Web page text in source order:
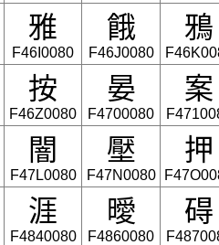
雅
F46I0080
餓
F46J0080
鴉
按
F46Z0080
晏
F4700080
案
闇
F47L0080
壓
F47N0080
押
涯
F4840080
曖
F4860080
碍